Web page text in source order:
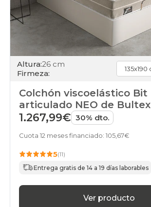
Altura:26 cm
Firmeza:
Colchón viscoelástico Bit
articulado NEO de Bultex
1.267,99€ 30% dto.
Cuota 12 meses financiado: 105,67€
5(11)
Entrega gratis de 14 a 19 días laborables
Ver producto